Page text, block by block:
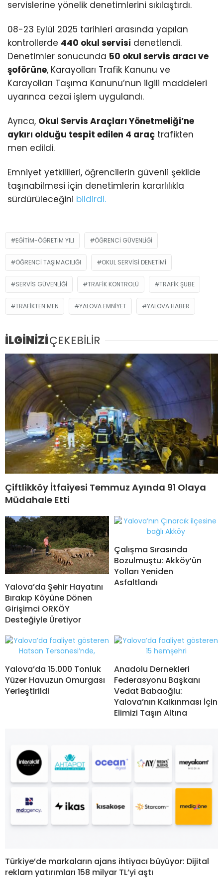
servislerine yönelik denetimlerini sıkılaştırdı.
08-23 Eylül 2025 tarihleri arasında yapılan
kontrollerde 440 okul servisi denetlendi.
Denetimler sonucunda 50 okul servis aracı ve
şoförüne, Karayolları Trafik Kanunu ve
Karayolları Taşıma Kanunu’nun ilgili maddeleri
uyarınca cezai işlem uygulandı.
Ayrıca, Okul Servis Araçları Yönetmeliği’ne
aykırı olduğu tespit edilen 4 araç trafikten
men edildi.
Emniyet yetkilileri, öğrencilerin güvenli şekilde
taşınabilmesi için denetimlerin kararlılıkla
sürdürüleceğini bildirdi.
EĞITIM-ÖĞRETIM YILI ÖĞRENCI GÜVENLIĞI
ÖĞRENCI TAŞIMACILIĞI OKUL SERVISI DENETIMI
SERVIS GÜVENLIĞI TRAFIK KONTROLÜ TRAFIK ŞUBE
TRAFIKTEN MEN YALOVA EMNIYET YALOVA HABER
İLGİNİZİÇEKEBİLİR
Çiftlikköy İtfaiyesi Temmuz Ayında 91 Olaya
Müdahale Etti
Yalova’da Şehir Hayatını
Bırakıp Köyüne Dönen
Girişimci ORKÖY
Desteğiyle Üretiyor
Çalışma Sırasında
Bozulmuştu: Akköy’ün
Yolları Yeniden
Asfaltlandı
Yalova’da 15.000 Tonluk
Yüzer Havuzun Omurgası
Yerleştirildi
Anadolu Dernekleri
Federasyonu Başkanı
Vedat Babaoğlu:
Yalova’nın Kalkınması İçin
Elimizi Taşın Altına
Türkiye’de markaların ajans ihtiyacı büyüyor: Dijital
reklam yatırımları 158 milyar TL’yi aştı